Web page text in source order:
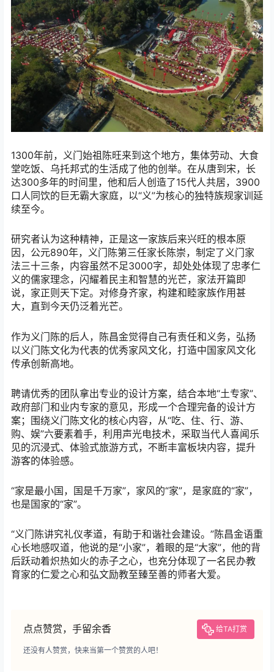
1300年前，义门始祖陈旺来到这个地方，集体劳动、大食
堂吃饭、乌托邦式的生活成了他的创举。在从唐到宋，长
达300多年的时间里，他和后人创造了15代人共居，3900
口人同饮的巨无霸大家庭，以“义”为核心的独特族规家训延
续至今。
研究者认为这种精神，正是这一家族后来兴旺的根本原
因，公元890年，义门陈第三任家长陈崇，制定了义门家
法三十三条，内容虽然不足3000字，却处处体现了忠孝仁
义的儒家理念，闪耀着民主和智慧的光芒，家法开篇即
说，家正则天下定。对修身齐家，构建和睦家族作用甚
大，直到今天仍泛着光芒。
作为义门陈的后人，陈昌金觉得自己有责任和义务，弘扬
以义门陈文化为代表的优秀家风文化，打造中国家风文化
传承创新高地。
聘请优秀的团队拿出专业的设计方案，结合本地“土专家”、
政府部门和业内专家的意见，形成一个合理完备的设计方
案；围绕义门陈文化的核心内容，从“吃、住、行、游、
购、娱”六要素着手，利用声光电技术，采取当代人喜闻乐
见的沉浸式、体验式旅游方式，不断丰富板块内容，提升
游客的体验感。
“家是最小国，国是千万家”，家风的“家”，是家庭的“家”，
也是国家的“家”。
“义门陈讲究礼仪孝道，有助于和谐社会建设。”陈昌金语重
心长地感叹道，他说的是“小家”，着眼的是“大家”，他的背
后跃动着炽热如火的赤子之心，也充分体现了一名民办教
育家的仁爱之心和弘文励教至臻至善的师者大爱。
点点赞赏，手留余香 给TA打赏
还没有人赞赏，快来当第一个赞赏的人吧！